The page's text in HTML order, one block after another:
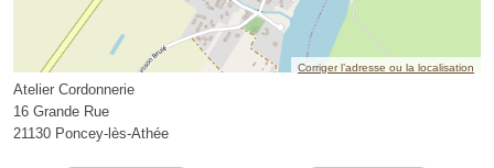
Corriger l’adresse ou la localisation
Atelier Cordonnerie
16 Grande Rue
21130 Poncey-lès-Athée